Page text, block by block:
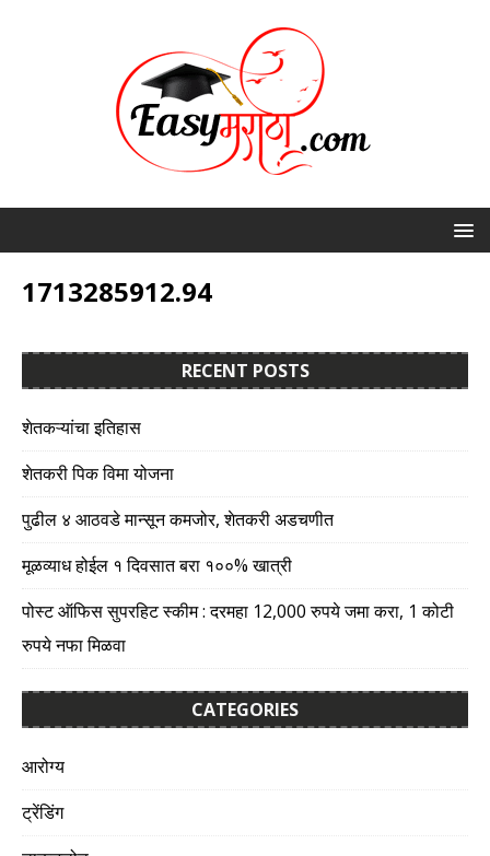
1713285912.94
RECENT POSTS
शेतकऱ्यांचा इतिहास
शेतकरी पिक विमा योजना
पुढील ४ आठवडे मान्सून कमजोर, शेतकरी अडचणीत
मूळव्याध होईल १ दिवसात बरा १००% खात्री
पोस्ट ऑफिस सुपरहिट स्कीम : दरमहा 12,000 रुपये जमा करा, 1 कोटी
रुपये नफा मिळवा
CATEGORIES
आरोग्य
ट्रेंडिंग